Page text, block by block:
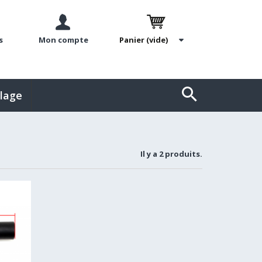
Mon compte Panier (vide)
Il y a 2 produits.